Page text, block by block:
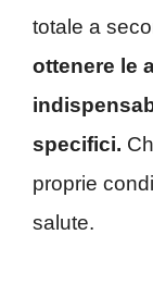
totale a
ottenere le
specifici.
proprie
salute.